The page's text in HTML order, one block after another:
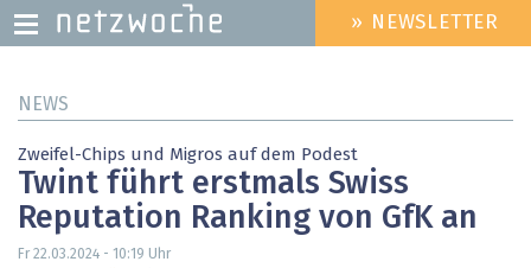
zum
HEADER
MENU
» NEWSLETTER
NEWS
Zweifel-Chips und Migros auf dem Podest
Twint führt erstmals Swiss
Reputation Ranking von GfK an
Fr 22.03.2024 - 10:19 Uhr